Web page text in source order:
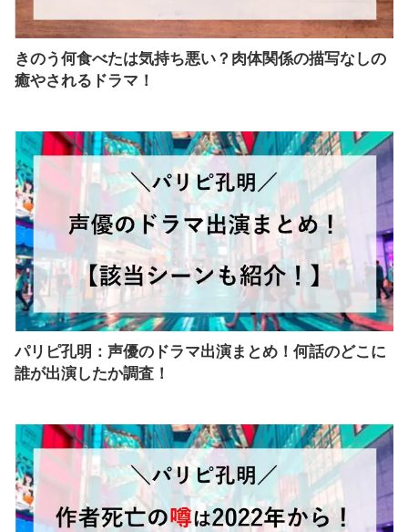
きのう何食べたは気持ち悪い？肉体関係の描写なしの
癒やされるドラマ！
パリピ孔明：声優のドラマ出演まとめ！何話のどこに
誰が出演したか調査！